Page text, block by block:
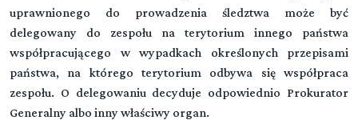
uprawnionego do prowadzenia śledztwa może być
delegowany do zespołu na terytorium innego państwa
współpracującego w wypadkach określonych przepisami
państwa, na którego terytorium odbywa się współpraca
zespołu. O delegowaniu decyduje odpowiednio Prokurator
Generalny albo inny właściwy organ.